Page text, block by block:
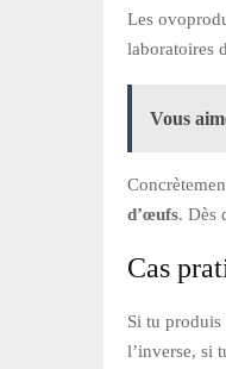
Les
laboratoires
Vous
d’œufs. Dès
Cas
Si tu
l’inverse, si